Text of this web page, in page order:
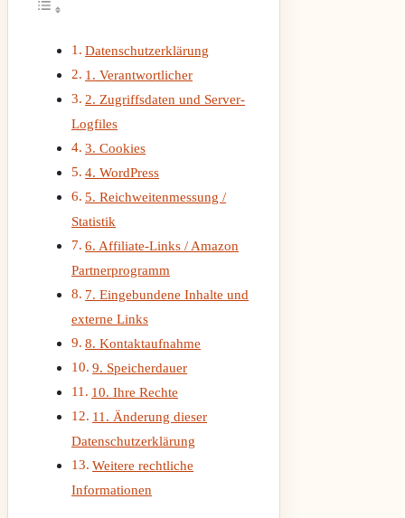
Datenschutzerklärung
1. Verantwortlicher
2. Zugriffsdaten und Server-
Logfiles
3. Cookies
4. WordPress
5. Reichweitenmessung /
Statistik
6. Affiliate-Links / Amazon
Partnerprogramm
7. Eingebundene Inhalte und
externe Links
8. Kontaktaufnahme
9. Speicherdauer
10. Ihre Rechte
11. Änderung dieser
Datenschutzerklärung
Weitere rechtliche
Informationen